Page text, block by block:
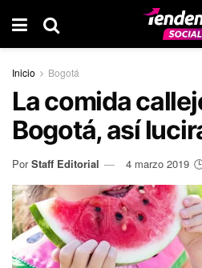
Inicio Bogotá
La comida
Bogotá, así
Por Staff Editorial 4 marzo 2019